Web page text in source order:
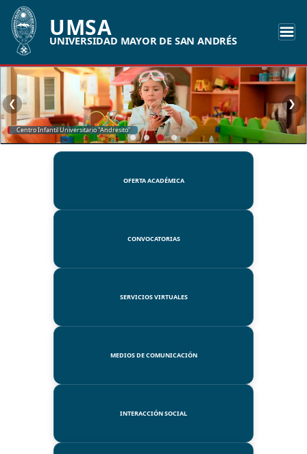
UMSA
UNIVERSIDAD MAYOR DE SAN ANDRÉS
SSUE
❮ ❯
OFERTA ACADÉMICA
CONVOCATORIAS
SERVICIOS VIRTUALES
MEDIOS DE COMUNICACIÓN
INTERACCIÓN SOCIAL